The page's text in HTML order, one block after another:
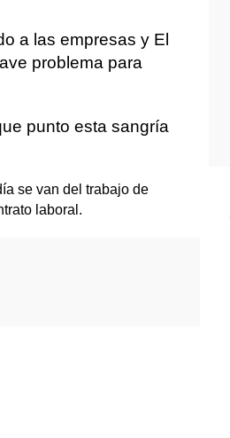
a las empresas y El
problema para
punto esta sangría
se van del trabajo de
laboral.